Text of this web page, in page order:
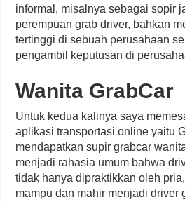
informal, misalnya sebagai sopir
perempuan grab driver, bahkan
tertinggi di sebuah perusahaan
pengambil keputusan di
Wanita GrabCar
Untuk kedua kalinya saya
aplikasi transportasi online yaitu
mendapatkan supir grabcar
menjadi rahasia umum bahwa
tidak hanya dipraktikkan oleh
mampu dan mahir menjadi driver